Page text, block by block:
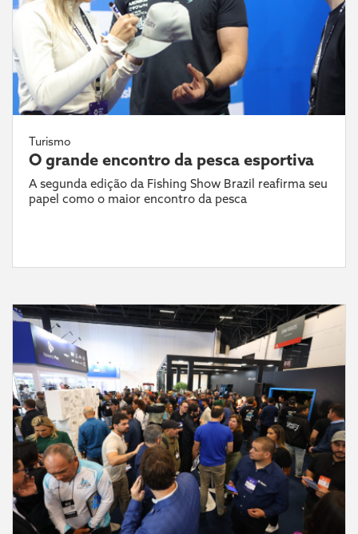
Turismo
O grande encontro da pesca esportiva
A segunda edição da Fishing Show Brazil reafirma seu
papel como o maior encontro da pesca